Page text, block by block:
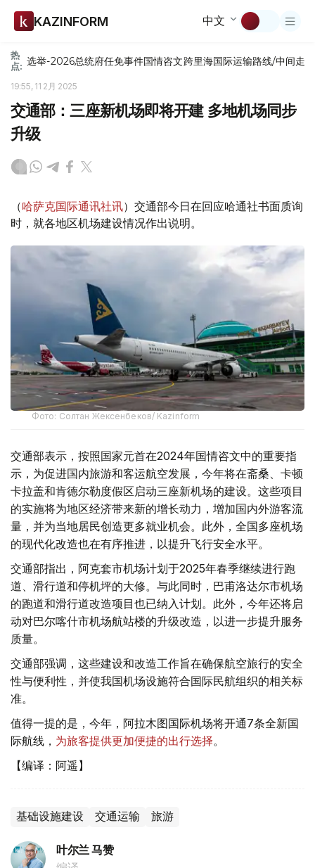
KAZINFORM 中文
热
点: 选举-2026总统府任免事件国情咨文跨里海国际运输路线/中间走廊
19:55, 11 2月 2025
交通部：三座新机场即将开建 多地机场同步
升级
（哈萨克国际通讯社讯）交通部今日在回应哈通社书面质询
时，就各地区机场建设情况作出说明。
Фото: Солтан Жексенбеков/ Kazinform
交通部表示，按照国家元首在2024年国情咨文中的重要指
示，为促进国内旅游和客运航空发展，今年将在斋桑、卡顿
卡拉盖和肯德尔勒度假区启动三座新机场的建设。这些项目
的实施将为地区经济带来新的增长动力，增加国内外游客流
量，并为当地居民创造更多就业机会。此外，全国多座机场
的现代化改造也在有序推进，以提升飞行安全水平。
交通部指出，阿克套市机场计划于2025年春季继续进行跑
道、滑行道和停机坪的大修。与此同时，巴甫洛达尔市机场
的跑道和滑行道改造项目也已纳入计划。此外，今年还将启
动对巴尔喀什市机场航站楼的升级改造，以进一步提升服务
质量。
交通部强调，这些建设和改造工作旨在确保航空旅行的安全
性与便利性，并使我国机场设施符合国际民航组织的相关标
准。
值得一提的是，今年，阿拉木图国际机场将开通7条全新国
际航线， 为旅客提供更加便捷的出行选择。
【编译：阿遥】
基础设施建设 交通运输 旅游
叶尔兰 马赞